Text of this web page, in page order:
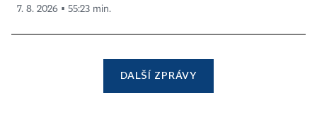
7. 8. 2026 ▪ 55:23 min.
DALŠÍ ZPRÁVY